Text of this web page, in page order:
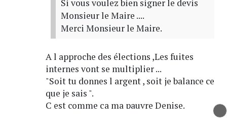
Si vous voulez bien signer le devis
Monsieur le Maire ....
Merci Monsieur le Maire.
A l approche des élections ,Les fuites
internes vont se multiplier ...
"Soit tu donnes l argent , soit je balance ce
que je sais ".
C est comme ça ma pauvre Denise.